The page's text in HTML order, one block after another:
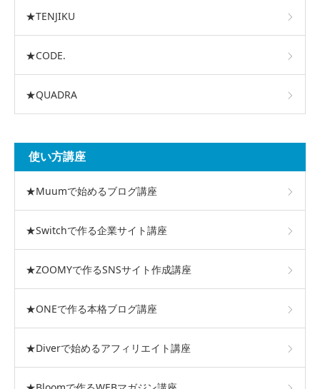
★TENJIKU
★CODE.
★QUADRA
使い方講座
★Muumで始めるブログ講座
★Switchで作る企業サイト講座
★ZOOMYで作るSNSサイト作成講座
★ONEで作る本格ブログ講座
★Diverで始めるアフィリエイト講座